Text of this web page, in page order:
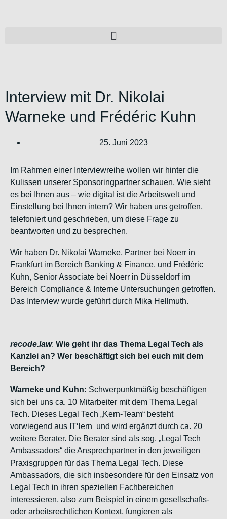
Interview mit Dr. Nikolai
Warneke und Frédéric Kuhn
25. Juni 2023
Im Rahmen einer Interviewreihe wollen wir hinter die
Kulissen unserer Sponsoringpartner schauen. Wie sieht
es bei Ihnen aus – wie digital ist die Arbeitswelt und
Einstellung bei Ihnen intern? Wir haben uns getroffen,
telefoniert und geschrieben, um diese Frage zu
beantworten und zu besprechen.
Wir haben Dr. Nikolai Warneke, Partner bei Noerr in
Frankfurt im Bereich Banking & Finance, und Frédéric
Kuhn, Senior Associate bei Noerr in Düsseldorf im
Bereich Compliance & Interne Untersuchungen getroffen.
Das Interview wurde geführt durch Mika Hellmuth.
recode.law: Wie geht ihr das Thema Legal Tech als
Kanzlei an? Wer beschäftigt sich bei euch mit dem
Bereich?
Warneke und Kuhn: Schwerpunktmäßig beschäftigen
sich bei uns ca. 10 Mitarbeiter mit dem Thema Legal
Tech. Dieses Legal Tech „Kern-Team“ besteht
vorwiegend aus IT‘lern und wird ergänzt durch ca. 20
weitere Berater. Die Berater sind als sog. „Legal Tech
Ambassadors“ die Ansprechpartner in den jeweiligen
Praxisgruppen für das Thema Legal Tech. Diese
Ambassadors, die sich insbesondere für den Einsatz von
Legal Tech in ihren speziellen Fachbereichen
interessieren, also zum Beispiel in einem gesellschafts-
oder arbeitsrechtlichen Kontext, fungieren als